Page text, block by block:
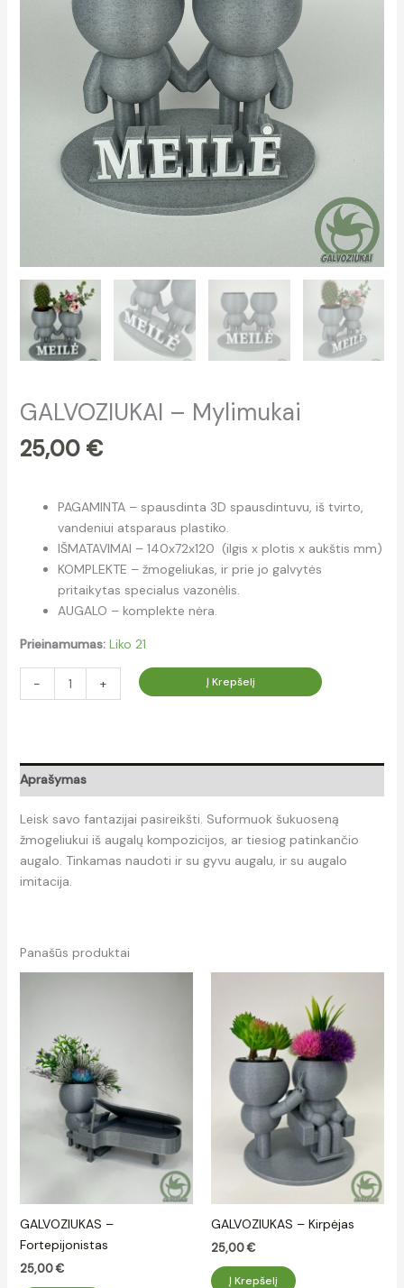
GALVOZIUKAI – Mylimukai
25,00 €
PAGAMINTA – spausdinta 3D spausdintuvu, iš tvirto,
vandeniui atsparaus plastiko.
IŠMATAVIMAI – 140x72x120 (ilgis x plotis x aukštis mm)
KOMPLEKTE – žmogeliukas, ir prie jo galvytės
pritaikytas specialus vazonėlis.
AUGALO – komplekte nėra.
Prieinamumas: Liko 21
- + Į Krepšelį
Aprašymas
Leisk savo fantazijai pasireikšti. Suformuok šukuoseną
žmogeliukui iš augalų kompozicijos, ar tiesiog patinkančio
augalo. Tinkamas naudoti ir su gyvu augalu, ir su augalo
imitacija.
Panašūs produktai
GALVOZIUKAS –
Fortepijonistas
25,00€
GALVOZIUKAS – Kirpėjas
25,00€
Į Krepšelį